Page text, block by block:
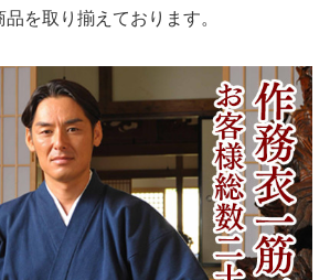
を取り揃えております。